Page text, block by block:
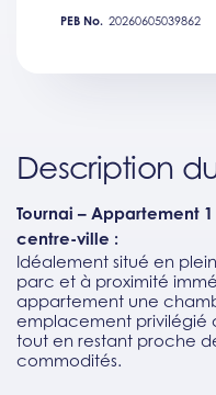
PEB No. 20260605039862
Description
Tournai – Appartement
centre-ville :
Idéalement situé en
parc et à proximité
appartement une
emplacement privilégié
tout en restant proche
commodités.